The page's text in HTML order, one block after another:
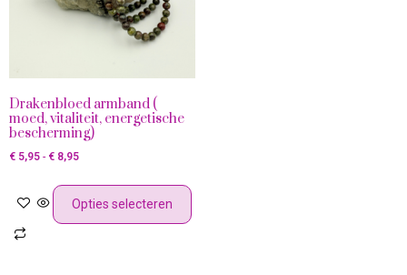
Drakenbloed armband (
moed, vitaliteit, energetische
bescherming)
€ 5,95 - € 8,95
Opties selecteren